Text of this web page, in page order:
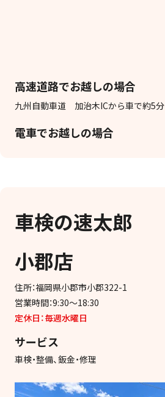
高速道路でお越しの場合
九州自動車道 加治木ICから車で約5分
電車でお越しの場合
車検の速太郎
小郡店
住所：福岡県小郡市小郡322-1
営業時間：9:30～18:30
定休日：毎週水曜日
サービス
車検・整備、鈑金・修理